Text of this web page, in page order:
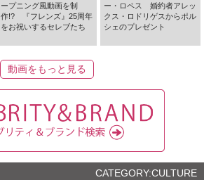
ープニング風動画を制
作!? 『フレンズ』25周年
をお祝いするセレブたち
ー・ロペス 婚約者アレッ
クス・ロドリゲスからポル
シェのプレゼント
動画をもっと見る
CATEGORY:CULTURE